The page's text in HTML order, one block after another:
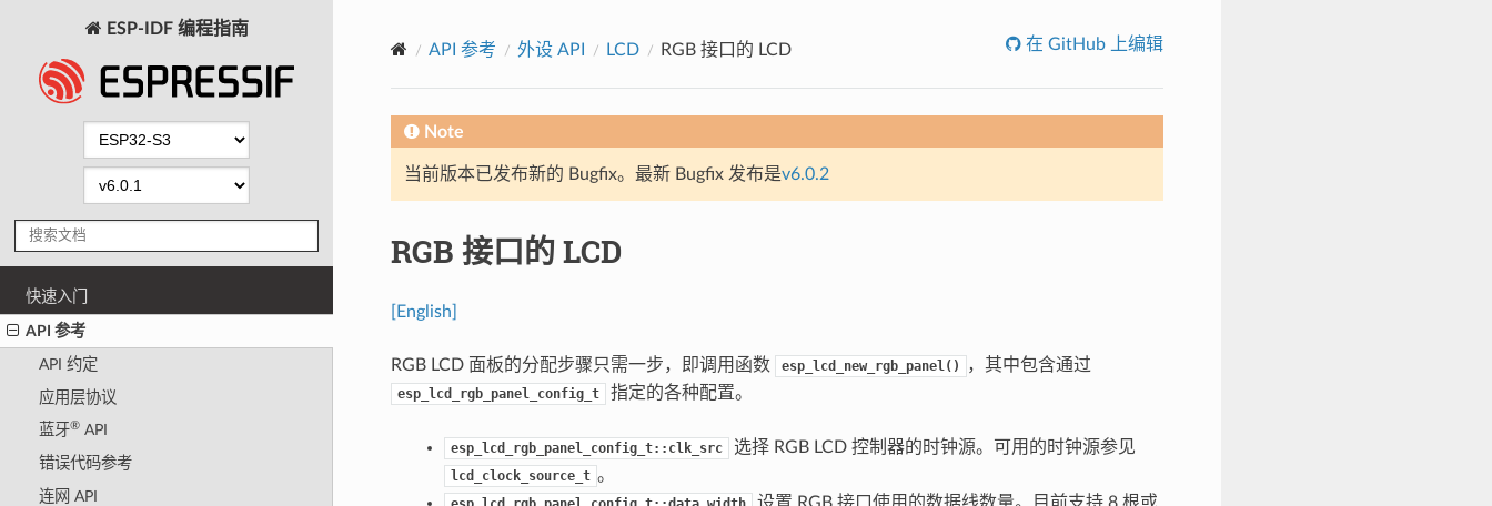
ESP-IDF 编程指南
快速入门
API 参考
API 约定
应用层协议
蓝牙®API
错误代码参考
连网 API
API 参考 外设 API LCD RGB 接口的 LCD 在 GitHub 上编辑
Note
当前版本已发布新的 Bugfix。最新 Bugfix 发布是v6.0.2
RGB 接口的 LCD
[English]
RGB LCD 面板的分配步骤只需一步，即调用函数 esp_lcd_new_rgb_panel() ，其中包含通过
esp_lcd_rgb_panel_config_t 指定的各种配置。
esp_lcd_rgb_panel_config_t::clk_src 选择 RGB LCD 控制器的时钟源。可用的时钟源参见
lcd_clock_source_t 。